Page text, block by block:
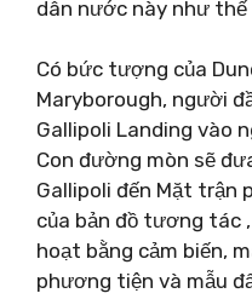
dân nước này như thế
Có bức tượng của
Maryborough, người
Gallipoli Landing vào
Con đường mòn sẽ
Gallipoli đến Mặt trận
của bản đồ tương tác
hoạt bằng cảm biến,
phương tiện và mẫu